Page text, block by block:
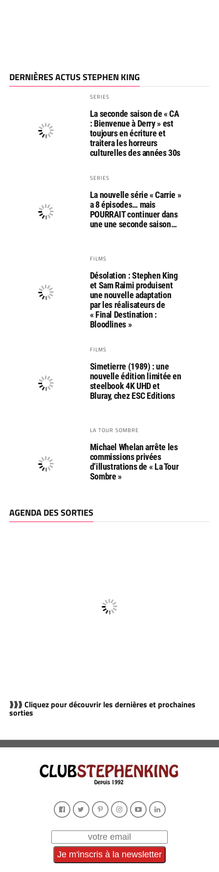
DERNIÈRES ACTUS STEPHEN KING
SERIES
La seconde saison de « CA
: Bienvenue à Derry » est
toujours en écriture et
traitera les horreurs
culturelles des années 30s
SERIES
La nouvelle série « Carrie »
a 8 épisodes… mais
POURRAIT continuer dans
une une seconde saison…
FILMS
Désolation : Stephen King
et Sam Raimi produisent
une nouvelle adaptation
par les réalisateurs de
« Final Destination :
Bloodlines »
FILMS
Simetierre (1989) : une
nouvelle édition limitée en
steelbook 4K UHD et
Bluray, chez ESC Editions
LA TOUR SOMBRE
Michael Whelan arrête les
commissions privées
d’illustrations de « La Tour
Sombre »
AGENDA DES SORTIES
⟫⟫⟫ Cliquez pour découvrir les dernières et prochaines
sorties